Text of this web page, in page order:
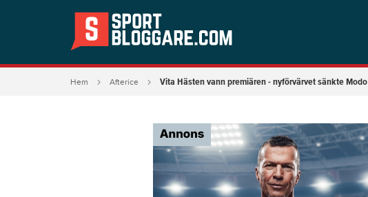
Hem Afterice Vita Hästen vann premiären - nyförvärvet sänkte Modo